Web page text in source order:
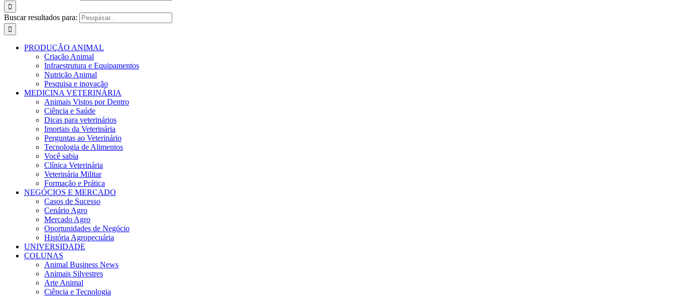
Buscar resultados para:
PRODUÇÃO ANIMAL
Criação Animal
Infraestrutura e Equipamentos
Nutrição Animal
Pesquisa e inovação
MEDICINA VETERINÁRIA
Animais Vistos por Dentro
Ciência e Saúde
Dicas para veterinários
Imortais da Veterinária
Perguntas ao Veterinário
Tecnologia de Alimentos
Você sabia
Clínica Veterinária
Veterinária Militar
Formação e Prática
NEGÓCIOS E MERCADO
Casos de Sucesso
Cenário Agro
Mercado Agro
Oportunidades de Negócio
História Agropecuária
UNIVERSIDADE
COLUNAS
Animal Business News
Animais Silvestres
Arte Animal
Ciência e Tecnologia